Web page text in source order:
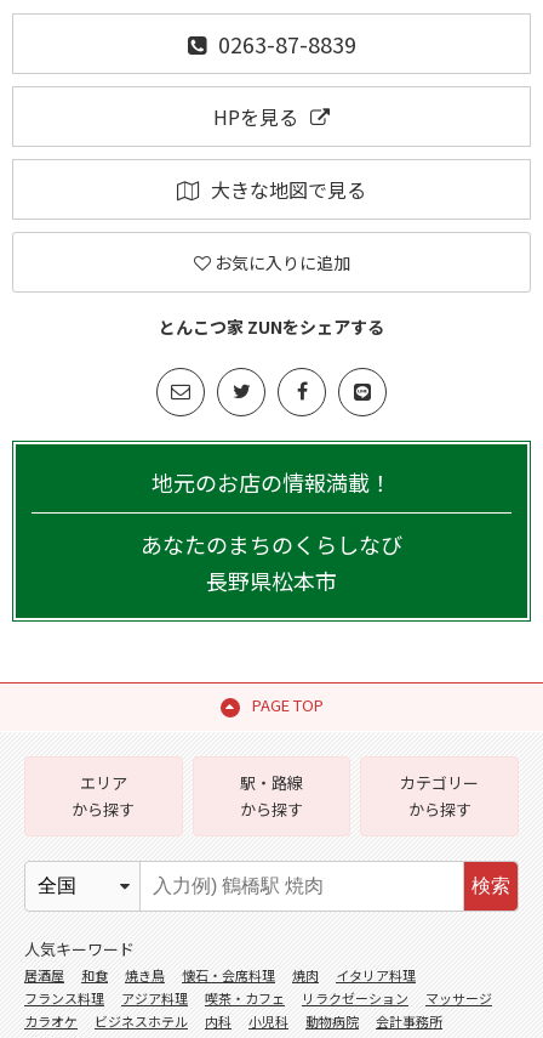
0263-87-8839
HPを見る
大きな地図で見る
お気に入りに追加
とんこつ家 ZUNをシェアする
地元のお店の情報満載！
あなたのまちのくらしなび
長野県松本市
PAGE TOP
エリア
から探す
駅・路線
から探す
カテゴリー
から探す
検索
人気キーワード
居酒屋 和食 焼き鳥 懐石・会席料理 焼肉
イタリア料理
フランス料理
アジア料理 喫茶・カフェ リラクゼーション
マッサージ
カラオケ
ビジネスホテル 内科 小児科 動物病院
会計事務所